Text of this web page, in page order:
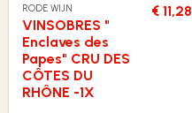
RODE WIJN
VINSOBRES "
Enclaves des
Papes" CRU DES
CÔTES DU
RHÔNE -1X
€ 11,28